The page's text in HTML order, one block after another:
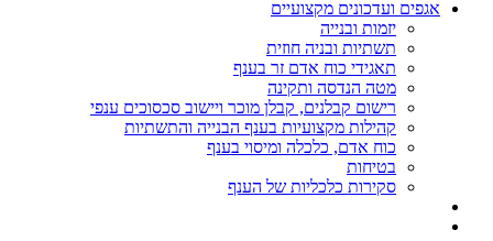
אגפים ועדכונים מקצועיים
יזמות ובנייה
תשתיות ובניה חוזית
תאגידי כוח אדם זר בענף
מטה הנדסה ותקינה
רישום קבלנים, קבלן מוכר ויישוב סכסוכים ענפי
קהילות מקצועיות בענף הבנייה והתשתיות
כוח אדם, כלכלה ומיסוי בענף
בטיחות
סקירות כלכליות של הענף